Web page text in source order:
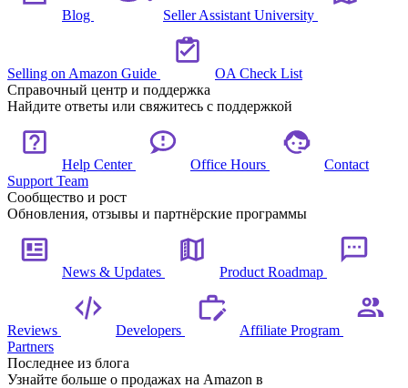
Blog Seller Assistant University
Selling on Amazon Guide
OA Check List
Справочный центр и поддержка
Найдите ответы или свяжитесь с поддержкой
Help Center Office Hours
Contact
Support Team
Сообщество и рост
Обновления, отзывы и партнёрские программы
News & Updates Product Roadmap
Reviews Developers
Affiliate Program
Partners
Последнее из блога
Узнайте больше о продажах на Amazon в